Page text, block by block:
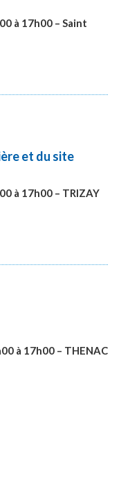
à 17h00 – Saint
et du site
à 17h00 – TRIZAY
à 17h00 – THENAC